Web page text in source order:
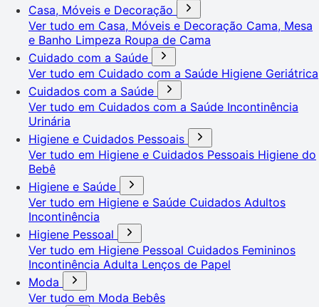
Casa, Móveis e Decoração
Ver tudo em Casa, Móveis e Decoração Cama, Mesa
e Banho Limpeza Roupa de Cama
Cuidado com a Saúde
Ver tudo em Cuidado com a Saúde Higiene Geriátrica
Cuidados com a Saúde
Ver tudo em Cuidados com a Saúde Incontinência
Urinária
Higiene e Cuidados Pessoais
Ver tudo em Higiene e Cuidados Pessoais Higiene do
Bebê
Higiene e Saúde
Ver tudo em Higiene e Saúde Cuidados Adultos
Incontinência
Higiene Pessoal
Ver tudo em Higiene Pessoal Cuidados Femininos
Incontinência Adulta Lenços de Papel
Moda
Ver tudo em Moda Bebês